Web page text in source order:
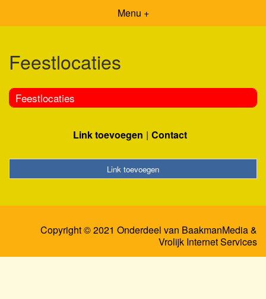
Menu +
Feestlocaties
Feestlocaties
Link toevoegen Contact
Link toevoegen
Copyright © 2021 Onderdeel van BaakmanMedia&
Vrolijk Internet Services